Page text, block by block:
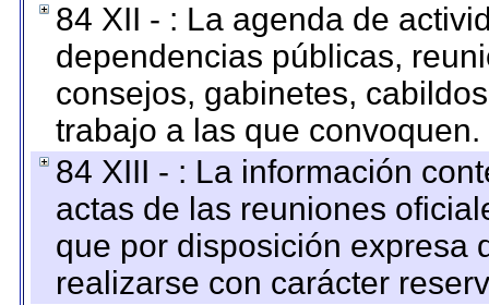
84 XII - : La agenda de
dependencias públicas,
consejos, gabinetes,
trabajo a las que convoquen.
84 XIII - : La información
actas de las reuniones
que por disposición expresa
realizarse con carácter